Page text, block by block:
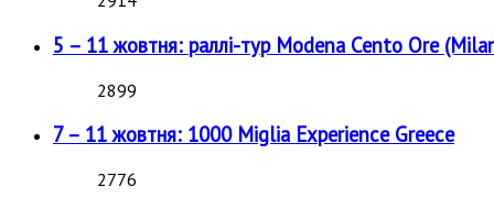
5 – 11 жовтня: раллі-тур Modena Cento Ore
2899
7 – 11 жовтня: 1000 Miglia Experience Greece
2776